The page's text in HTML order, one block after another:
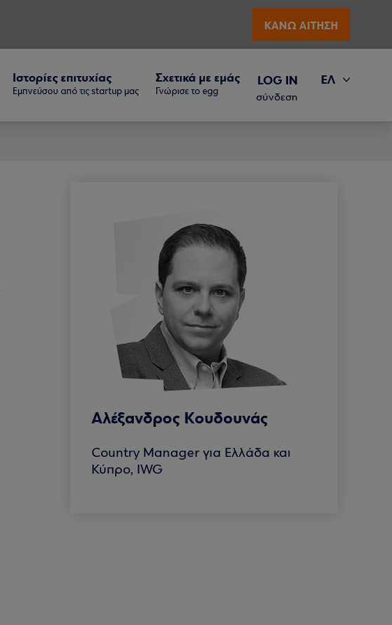
ΚΑΝΩ ΑΙΤΗΣΗ
Ιστορίες επιτυχίας
Εμπνεύσου από τις startup μας
Σχετικά με εμάς
Γνώρισε το egg
LOG IN
σύνδεση
ΕΛ
Αλέξανδρος Κουδουνάς
Country Manager για Ελλάδα και
Κύπρο, IWG